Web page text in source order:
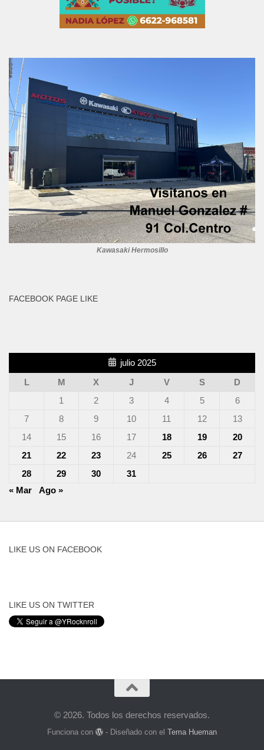
Kawasaki Hermosillo
FACEBOOK PAGE LIKE
julio 2025
L
M X J V S
D
1
2 3 4 5
6
7
8 9 10 11 12
13
14
15 16 17 18 19
20
21
22 23 24 25 26
27
28
29 30
31
« Mar
Ago »
LIKE US ON FACEBOOK
LIKE US ON TWITTER
© 2026. Todos los derechos reservados.
Funciona con - Diseñado con elTema Hueman